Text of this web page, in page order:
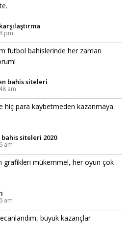
pm
futbol bahislerinde her zaman
bahis siteleri
am
hiç para kaybetmeden kazanmaya
siteleri 2020
am
grafikleri mükemmel, her oyun çok
am
büyük kazançlar